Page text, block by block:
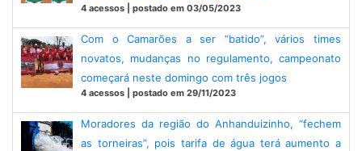
4 acessos | postado em 03/05/2023
Com o Camarões a ser “batido”, vários times
novatos, mudanças no regulamento, campeonato
começará neste domingo com três jogos
4 acessos | postado em 29/11/2023
Moradores da região do Anhanduizinho, “fechem
as torneiras”, pois tarifa de água terá aumento a